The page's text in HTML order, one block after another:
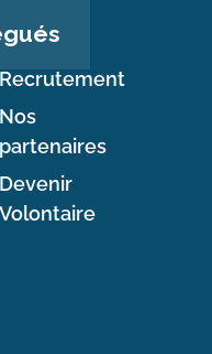
Recrutement
Nos
partenaires
Devenir
Volontaire